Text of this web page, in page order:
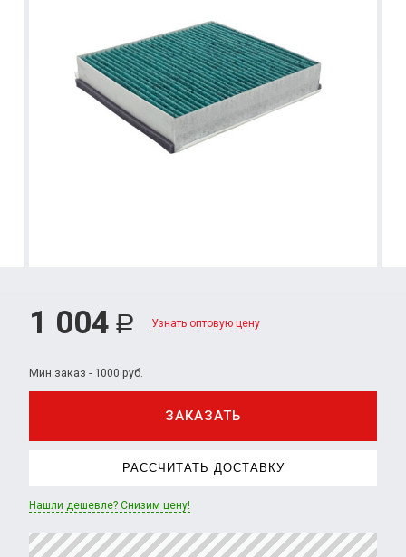
1 004 Р Узнать оптовую цену
Мин.заказ - 1000 руб.
ЗАКАЗАТЬ
РАССЧИТАТЬ ДОСТАВКУ
Нашли дешевле? Снизим цену!